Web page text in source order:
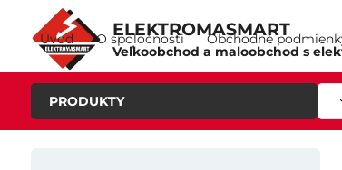
ELEKTROMASMART
Veľkoobchod a maloobchod s
Úvod O spoločnosti Obchodné
PRODUKTY